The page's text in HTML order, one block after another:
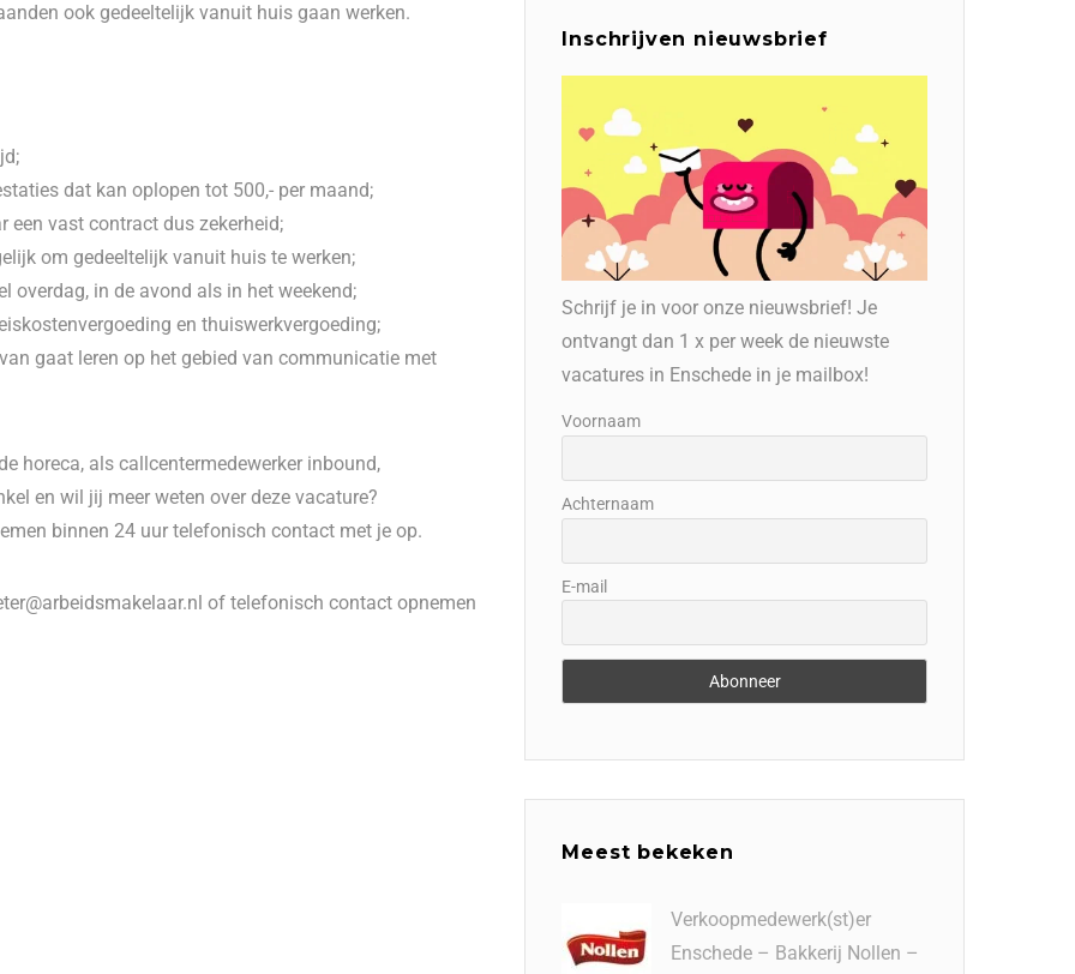
ook gedeeltelijk vanuit huis gaan werken.
dat kan oplopen tot 500,- per maand;
een vast contract dus zekerheid;
om gedeeltelijk vanuit huis te werken;
in de avond als in het weekend;
en thuiswerkvergoeding;
gaat leren op het gebied van communicatie met
horeca, als callcentermedewerker inbound,
en wil jij meer weten over deze vacature?
binnen 24 uur telefonisch contact met je op.
of telefonisch contact opnemen
Inschrijven nieuwsbrief
Schrijf je in voor onze nieuwsbrief! Je
ontvangt dan 1 x per week de nieuwste
vacatures in Enschede in je mailbox!
Voornaam
Achternaam
E-mail
Meest bekeken
Verkoopmedewerk(st)er
Enschede – Bakkerij Nollen –